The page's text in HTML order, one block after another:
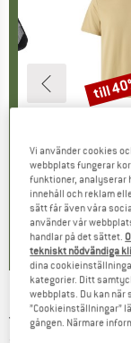
pris
€
)
34,95 €
Rabatt
till
JETBOIL -
Vi använder cookies
webbplats fungerar
funktioner, analyserar
innehåll och reklam
sätt får även våra
använder vår
handlar på det sättet.
tekniskt nödvändiga
dina
kategorier. Ditt
webbplats. Du kan
”Cookieinställningar”
gången. Närmare